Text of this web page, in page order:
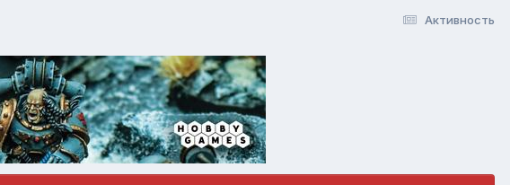
Активность